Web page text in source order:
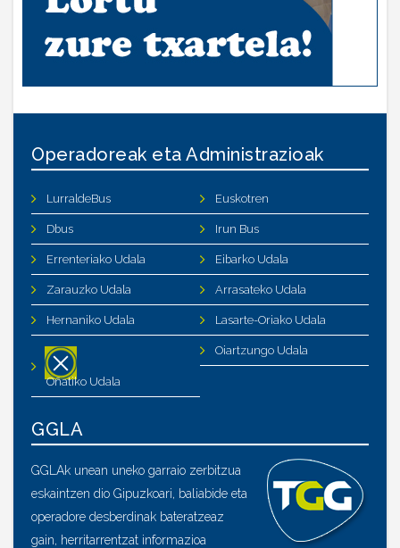
Operadoreak eta Administrazioak
LurraldeBus Euskotren
Dbus Irun Bus
Errenteriako Udala Eibarko Udala
Zarauzko Udala Arrasateko Udala
Hernaniko Udala Lasarte-Oriako Udala
Oñatiko Udala
Oiartzungo Udala
GGLA
GGLAk unean uneko garraio zerbitzua
eskaintzen dio Gipuzkoari, baliabide eta
operadore desberdinak bateratzeaz
gain, herritarrentzat informazioa